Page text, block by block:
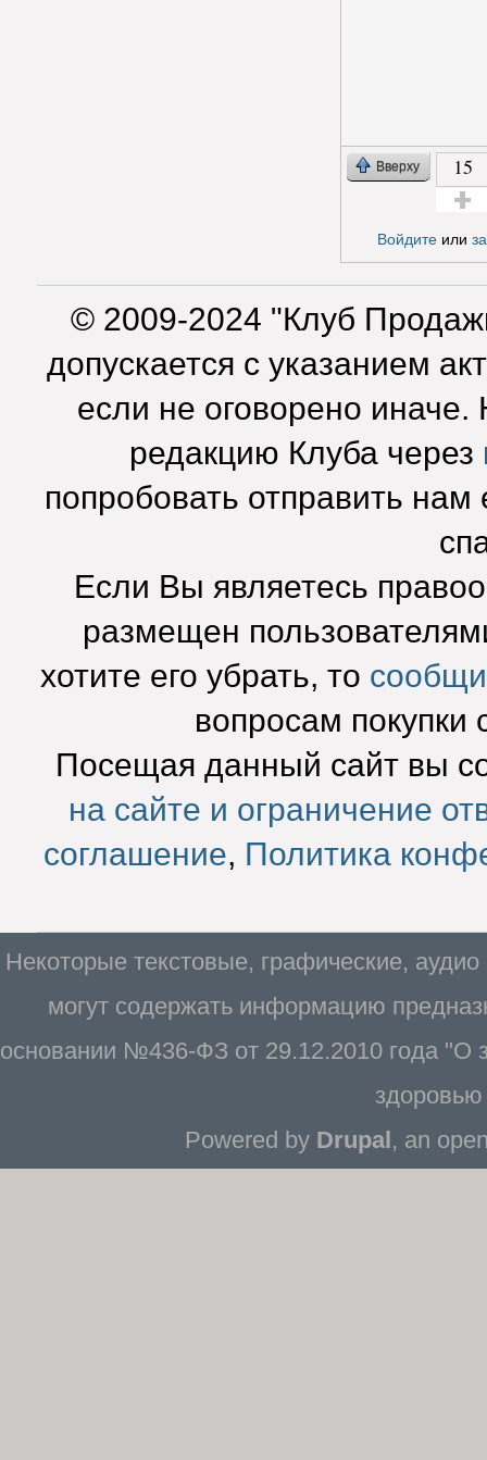
Вверху 15
Войдитеили
© 2009-2024 "Клуб
допускается с указанием
если не оговорено
редакцию Клуба через
попробовать отправить нам
Если Вы являетесь
размещен
хотите его убрать, то
вопросам покупки
Посещая данный сайт вы
на сайте и ограничение
соглашение, Политика
Некоторые текстовые, графические,
могут содержать информацию
основании №436-ФЗ от 29.12.2010 года "О
Powered by Drupal, an